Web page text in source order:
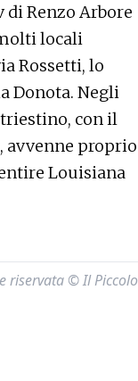
Renzo Arbore
locali
Rossetti, lo
Donota. Negli
con il
avvenne proprio
Louisiana
riservata © Il Piccolo